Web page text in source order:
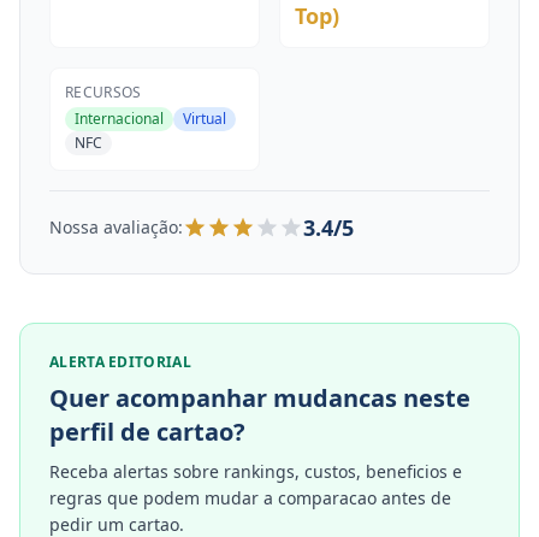
Top)
RECURSOS
Internacional
Virtual
NFC
Nossa avaliação: 3.4/5
ALERTA EDITORIAL
Quer acompanhar mudancas neste
perfil de cartao?
Receba alertas sobre rankings, custos, beneficios e
regras que podem mudar a comparacao antes de
pedir um cartao.